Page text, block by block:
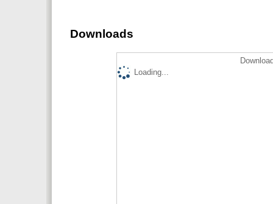
Downloads
Loading...